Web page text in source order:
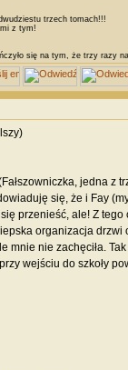
trzech tomach!!!
z tym!
się na tym, że trzy razy
jedna z
się, że i Fay
przenieść, ale! Z tego
organizacja
mnie nie zachęciła.
wejściu do szkoły